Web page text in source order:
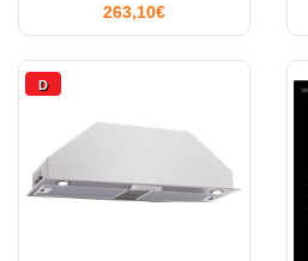
263,10€
D